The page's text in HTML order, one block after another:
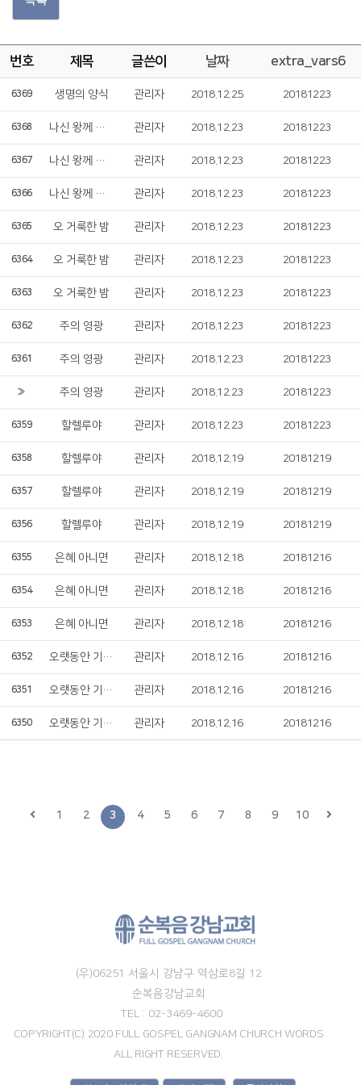
번호 제목 글쓴이 날짜 extra_vars6
6369 생명의 양식 관리자 2018.12.25 20181223
6368 나신 왕께 경배하세 관리자 2018.12.23 20181223
6367 나신 왕께 경배하세 관리자 2018.12.23 20181223
6366 나신 왕께 경배하세 관리자 2018.12.23 20181223
6365 오 거룩한 밤 관리자 2018.12.23 20181223
6364 오 거룩한 밤 관리자 2018.12.23 20181223
6363 오 거룩한 밤 관리자 2018.12.23 20181223
6362 주의 영광 관리자 2018.12.23 20181223
6361 주의 영광 관리자 2018.12.23 20181223
» 주의 영광 관리자 2018.12.23 20181223
6359 할렐루야 관리자 2018.12.23 20181223
6358 할렐루야 관리자 2018.12.19 20181219
6357 할렐루야 관리자 2018.12.19 20181219
6356 할렐루야 관리자 2018.12.19 20181219
6355 은혜 아니면 관리자 2018.12.18 20181216
6354 은혜 아니면 관리자 2018.12.18 20181216
6353 은혜 아니면 관리자 2018.12.18 20181216
6352 오랫동안 기다리던 관리자 2018.12.16 20181216
6351 오랫동안 기다리던 관리자 2018.12.16 20181216
6350 오랫동안 기다리던 관리자 2018.12.16 20181216
1 2 3 4 5 6 7 8 9 10
(우)06251 서울시 강남구 역삼로8길 12
순복음강남교회
TEL : 02-3469-4600
COPYRIGHT(C) 2020 FULL GOSPEL GANGNAM CHURCH WORDS
ALL RIGHT RESERVED.